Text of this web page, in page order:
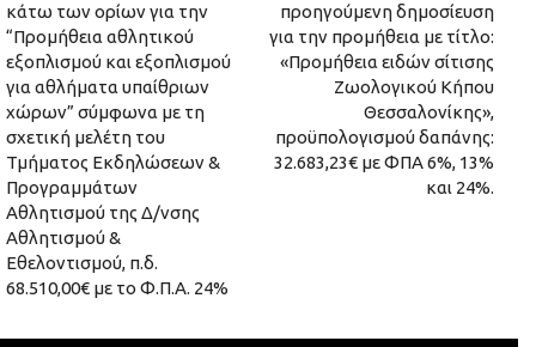
κάτω των ορίων για την
“Προμήθεια αθλητικού
εξοπλισμού και εξοπλισμού
για αθλήματα υπαίθριων
χώρων” σύμφωνα με τη
σχετική μελέτη του
Τμήματος Εκδηλώσεων &
Προγραμμάτων
Αθλητισμού της Δ/νσης
Αθλητισμού &
Εθελοντισμού, π.δ.
68.510,00€ με το Φ.Π.Α. 24%
προηγούμενη δημοσίευση
για την προμήθεια με τίτλο:
«Προμήθεια ειδών σίτισης
Ζωολογικού Κήπου
Θεσσαλονίκης»,
προϋπολογισμού δαπάνης:
32.683,23€ με ΦΠΑ 6%, 13%
και 24%.